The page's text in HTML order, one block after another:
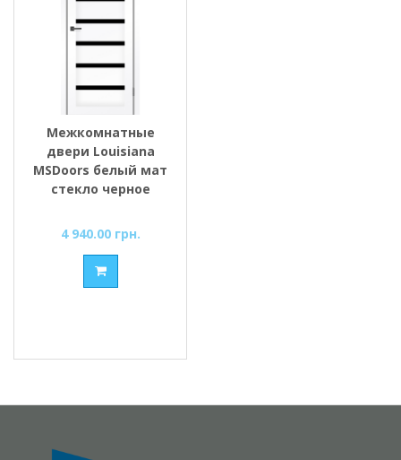
Межкомнатные
двери Louisiana
MSDoors белый мат
стекло черное
4 940.00 грн.